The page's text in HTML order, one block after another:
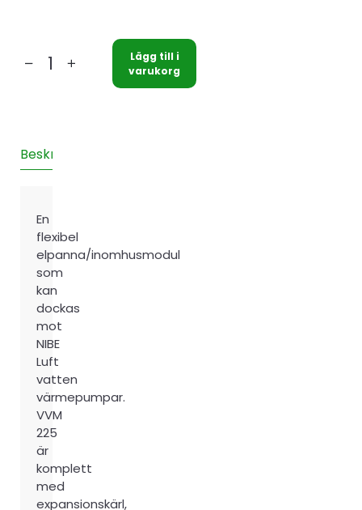
Nibe
Lägg till i
varukorg
Beskrivning
En
flexibel
elpanna/inomhusmodul
som
kan
dockas
mot
NIBE
Luft
vatten
värmepumpar.
VVM
225
är
komplett
med
expansionskärl,